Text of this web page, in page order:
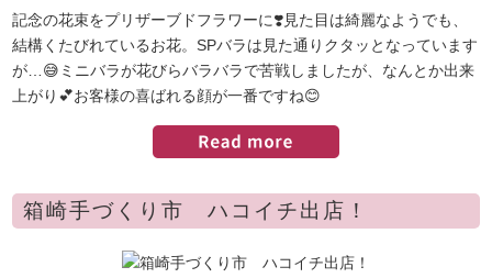
記念の花束をプリザーブドフラワーに❣️見た目は綺麗なようでも、
結構くたびれているお花。SPバラは見た通りクタッとなっています
が…😅ミニバラが花びらバラバラで苦戦しましたが、なんとか出来
上がり💕お客様の喜ばれる顔が一番ですね😊
箱崎手づくり市 ハコイチ出店！